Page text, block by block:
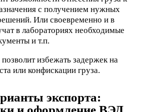
с получением нужных
Или своевременно и в
в лабораториях необходимые
и т.п.
избежать задержек на
или конфискации груза.
экспорта: